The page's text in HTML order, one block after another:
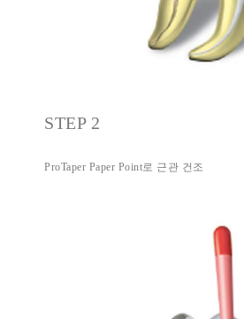
STEP 2
ProTaper Paper Point로 근관 건조